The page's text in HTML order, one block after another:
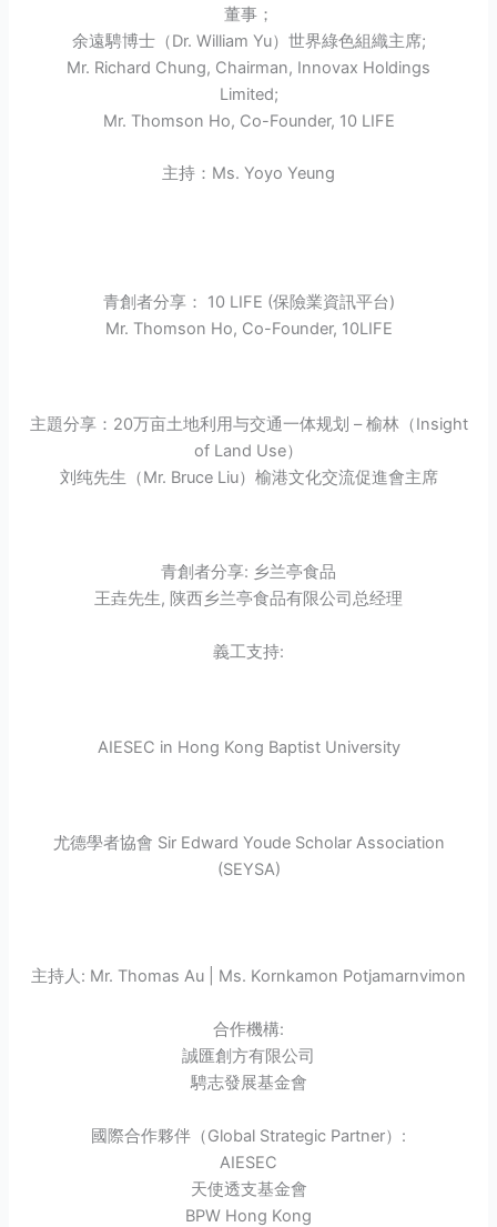
董事；
余遠騁博士（Dr. William Yu）世界綠色組織主席;
Mr. Richard Chung, Chairman, Innovax Holdings
Limited;
Mr. Thomson Ho, Co-Founder, 10 LIFE
主持：Ms. Yoyo Yeung
青創者分享： 10 LIFE (保險業資訊平台)
Mr. Thomson Ho, Co-Founder, 10LIFE
主題分享：20万亩土地利用与交通一体规划 – 榆林（Insight
of Land Use）
刘纯先生（Mr. Bruce Liu）榆港文化交流促進會主席
青創者分享: 乡兰亭食品
王垚先生, 陕西乡兰亭食品有限公司总经理
義工支持:
AIESEC in Hong Kong Baptist University
尤德學者協會 Sir Edward Youde Scholar Association
(SEYSA)
主持人: Mr. Thomas Au | Ms. Kornkamon Potjamarnvimon
合作機構:
誠匯創方有限公司
騁志發展基金會
國際合作夥伴（Global Strategic Partner）:
AIESEC
天使透支基金會
BPW Hong Kong